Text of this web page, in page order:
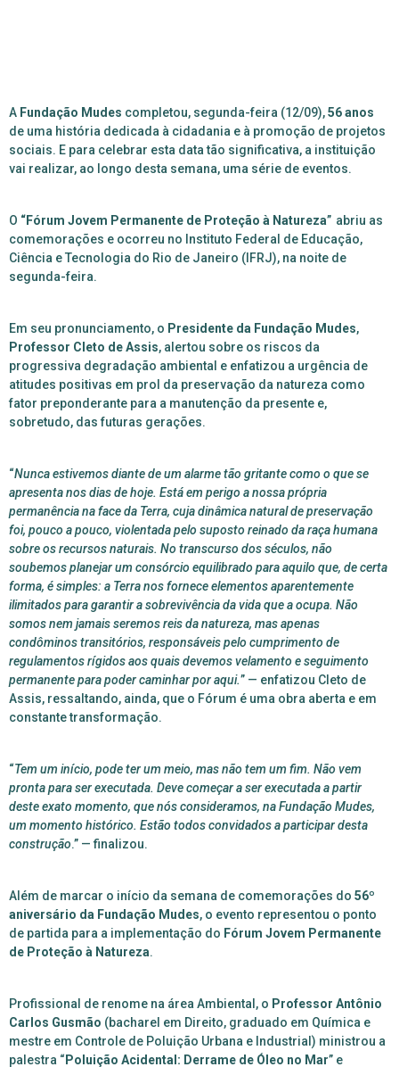
A Fundação Mudes completou, segunda-feira (12/09),56 anos
de uma história dedicada à cidadania e à promoção de projetos
sociais. E para celebrar esta data tão significativa, a instituição
vai realizar, ao longo desta semana, uma série de eventos.
O “Fórum Jovem Permanente de Proteção à Natureza” abriu as
comemorações e ocorreu no Instituto Federal de Educação,
Ciência e Tecnologia do Rio de Janeiro (IFRJ), na noite de
segunda-feira.
Em seu pronunciamento, o Presidente da Fundação Mudes,
Professor Cleto de Assis, alertou sobre os riscos da
progressiva degradação ambiental e enfatizou a urgência de
atitudes positivas em prol da preservação da natureza como
fator preponderante para a manutenção da presente e,
sobretudo, das futuras gerações.
“Nunca estivemos diante de um alarme tão gritante como o que se
apresenta nos dias de hoje. Está em perigo a nossa própria
permanência na face da Terra, cuja dinâmica natural de preservação
foi, pouco a pouco, violentada pelo suposto reinado da raça humana
sobre os recursos naturais. No transcurso dos séculos, não
soubemos planejar um consórcio equilibrado para aquilo que, de certa
forma, é simples: a Terra nos fornece elementos aparentemente
ilimitados para garantir a sobrevivência da vida que a ocupa. Não
somos nem jamais seremos reis da natureza, mas apenas
condôminos transitórios, responsáveis pelo cumprimento de
regulamentos rígidos aos quais devemos velamento e seguimento
permanente para poder caminhar por aqui.” — enfatizou Cleto de
Assis, ressaltando, ainda, que o Fórum é uma obra aberta e em
constante transformação.
“Tem um início, pode ter um meio, mas não tem um fim. Não vem
pronta para ser executada. Deve começar a ser executada a partir
deste exato momento, que nós consideramos, na Fundação Mudes,
um momento histórico. Estão todos convidados a participar desta
construção.” — finalizou.
Além de marcar o início da semana de comemorações do 56º
aniversário da Fundação Mudes, o evento representou o ponto
de partida para a implementação do Fórum Jovem Permanente
de Proteção à Natureza.
Profissional de renome na área Ambiental, o Professor Antônio
Carlos Gusmão (bacharel em Direito, graduado em Química e
mestre em Controle de Poluição Urbana e Industrial) ministrou a
palestra “ Poluição Acidental: Derrame de Óleo no Mar” e